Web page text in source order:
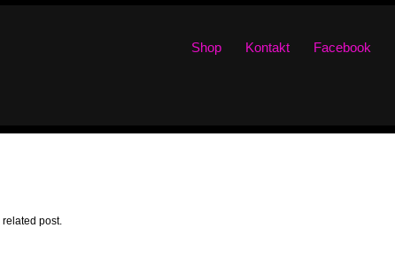
Shop Kontakt Facebook
post.